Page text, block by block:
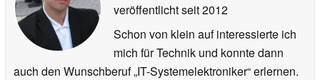
veröffentlichtseit 2012
Schon von klein auf interessierte ich
mich für Technik und konnte dann
auch den Wunschberuf „IT-Systemelektroniker“ erlernen.